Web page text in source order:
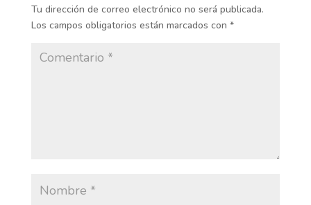
Tu dirección de correo electrónico no será publicada.
Los campos obligatorios están marcados con *